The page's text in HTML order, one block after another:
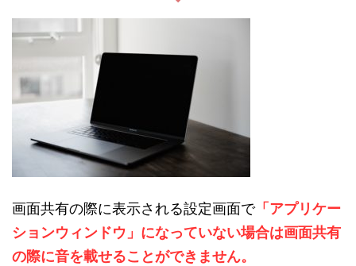
画面共有の際に表示される設定画面で「アプリケー
ションウィンドウ」になっていない場合は画面共有
の際に音を載せることができません。